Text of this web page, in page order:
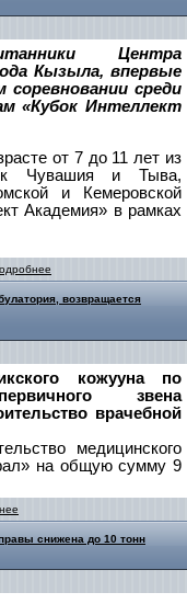
Центра
Кызыла, впервые
соревновании среди
«Кубок Интеллект
от 7 до 11 лет из
Чувашия и Тыва,
и Кемеровской
Академия» в рамках
возвращается
кожууна по
звена
врачебной
медицинского
на общую сумму 9
снижена до 10 тонн